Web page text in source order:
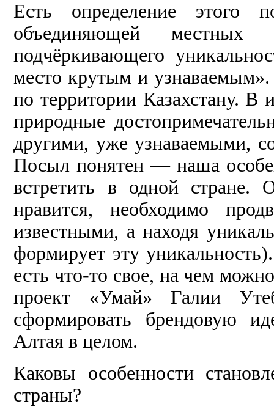
Есть определение этого
объединяющей
подчёркивающего
место крутым и
по территории Казахстану. В
природные
другими, уже узнаваемыми,
Посыл понятен — наша
встретить в одной стране.
нравится, необходимо
известными, а находя
формирует эту
есть что-то свое, на чем
проект «Умай» Галии
сформировать брендовую
Алтая в целом.
Каковы особенности
страны?